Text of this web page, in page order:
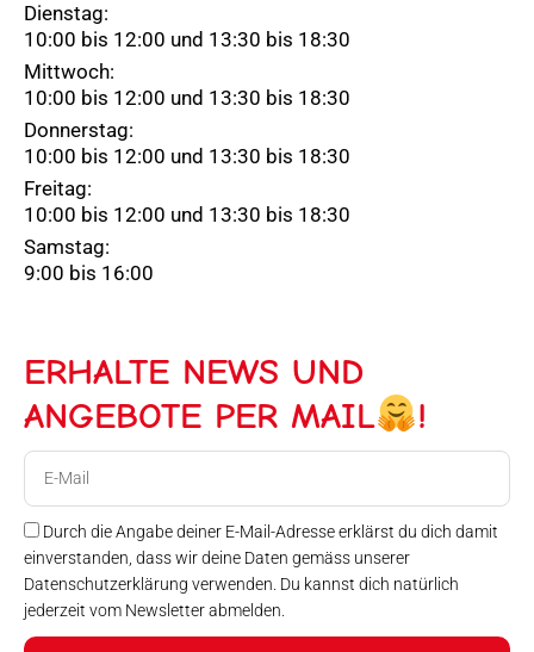
Dienstag:
10:00 bis 12:00 und 13:30 bis 18:30
Mittwoch:
10:00 bis 12:00 und 13:30 bis 18:30
Donnerstag:
10:00 bis 12:00 und 13:30 bis 18:30
Freitag:
10:00 bis 12:00 und 13:30 bis 18:30
Samstag:
9:00 bis 16:00
ERHALTE NEWS UND
ANGEBOTE PER MAIL
!
Durch die Angabe deiner E-Mail-Adresse erklärst du dich damit
einverstanden, dass wir deine Daten gemäss unserer
Datenschutzerklärung verwenden. Du kannst dich natürlich
jederzeit vom Newsletter abmelden.